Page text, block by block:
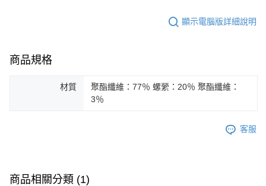
顯示電腦版詳細說明
商品規格
材質
聚酯纖維：77％ 螺縈：20％ 聚酯纖維：
3％
客服
商品相關分類 (1)